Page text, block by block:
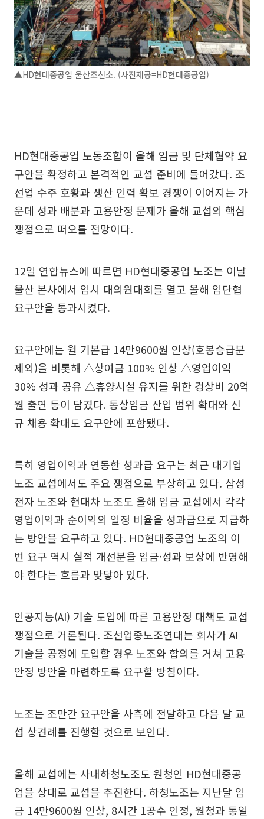
▲HD현대중공업 울산조선소. (사진제공=HD현대중공업)
HD현대중공업 노동조합이 올해 임금 및 단체협약 요
구안을 확정하고 본격적인 교섭 준비에 들어갔다. 조
선업 수주 호황과 생산 인력 확보 경쟁이 이어지는 가
운데 성과 배분과 고용안정 문제가 올해 교섭의 핵심
쟁점으로 떠오를 전망이다.
12일 연합뉴스에 따르면 HD현대중공업 노조는 이날
울산 본사에서 임시 대의원대회를 열고 올해 임단협
요구안을 통과시켰다.
요구안에는 월 기본급 14만9600원 인상(호봉승급분
제외)을 비롯해 △상여금 100% 인상 △영업이익
30% 성과 공유 △휴양시설 유지를 위한 경상비 20억
원 출연 등이 담겼다. 통상임금 산입 범위 확대와 신
규 채용 확대도 요구안에 포함됐다.
특히 영업이익과 연동한 성과급 요구는 최근 대기업
노조 교섭에서도 주요 쟁점으로 부상하고 있다. 삼성
전자 노조와 현대차 노조도 올해 임금 교섭에서 각각
영업이익과 순이익의 일정 비율을 성과급으로 지급하
는 방안을 요구하고 있다. HD현대중공업 노조의 이
번 요구 역시 실적 개선분을 임금·성과 보상에 반영해
야 한다는 흐름과 맞닿아 있다.
인공지능(AI) 기술 도입에 따른 고용안정 대책도 교섭
쟁점으로 거론된다. 조선업종노조연대는 회사가 AI
기술을 공정에 도입할 경우 노조와 합의를 거쳐 고용
안정 방안을 마련하도록 요구할 방침이다.
노조는 조만간 요구안을 사측에 전달하고 다음 달 교
섭 상견례를 진행할 것으로 보인다.
올해 교섭에는 사내하청노조도 원청인 HD현대중공
업을 상대로 교섭을 추진한다. 하청노조는 지난달 임
금 14만9600원 인상, 8시간 1공수 인정, 원청과 동일